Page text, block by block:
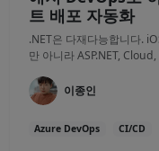
트 배포 자동화
.NET은 다재다능합니다.
만 아니라 ASP.NET,
이종인
Azure DevOps CI/CD